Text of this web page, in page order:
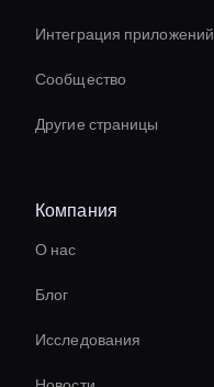
Интеграция приложений
Сообщество
Другие страницы
Компания
О нас
Блог
Исследования